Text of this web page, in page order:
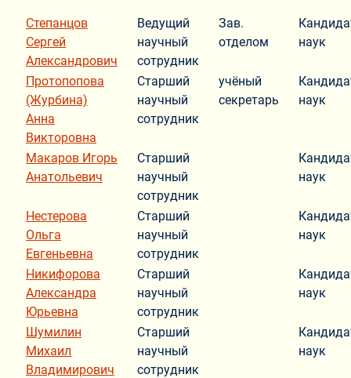
Степанцов
Сергей
Александрович
Ведущий
научный
сотрудник
Зав.
отделом
наук
Протопопова
(Журбина)
Анна
Викторовна
Старший
научный
сотрудник
учёный
секретарь
наук
Макаров Игорь
Анатольевич
Старший
научный
сотрудник
наук
Нестерова
Ольга
Евгеньевна
Старший
научный
сотрудник
наук
Никифорова
Александра
Юрьевна
Старший
научный
сотрудник
наук
Шумилин
Михаил
Владимирович
Старший
научный
сотрудник
наук